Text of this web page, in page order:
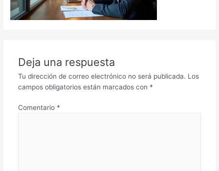
Deja una respuesta
Tu dirección de correo electrónico no será publicada. Los
campos obligatorios están marcados con *
Comentario *